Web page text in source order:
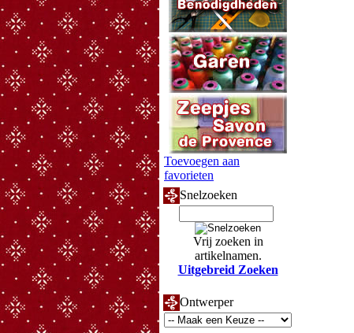
Toevoegen aan
favorieten
Snelzoeken
Vrij zoeken in
artikelnamen.
Uitgebreid Zoeken
Ontwerper